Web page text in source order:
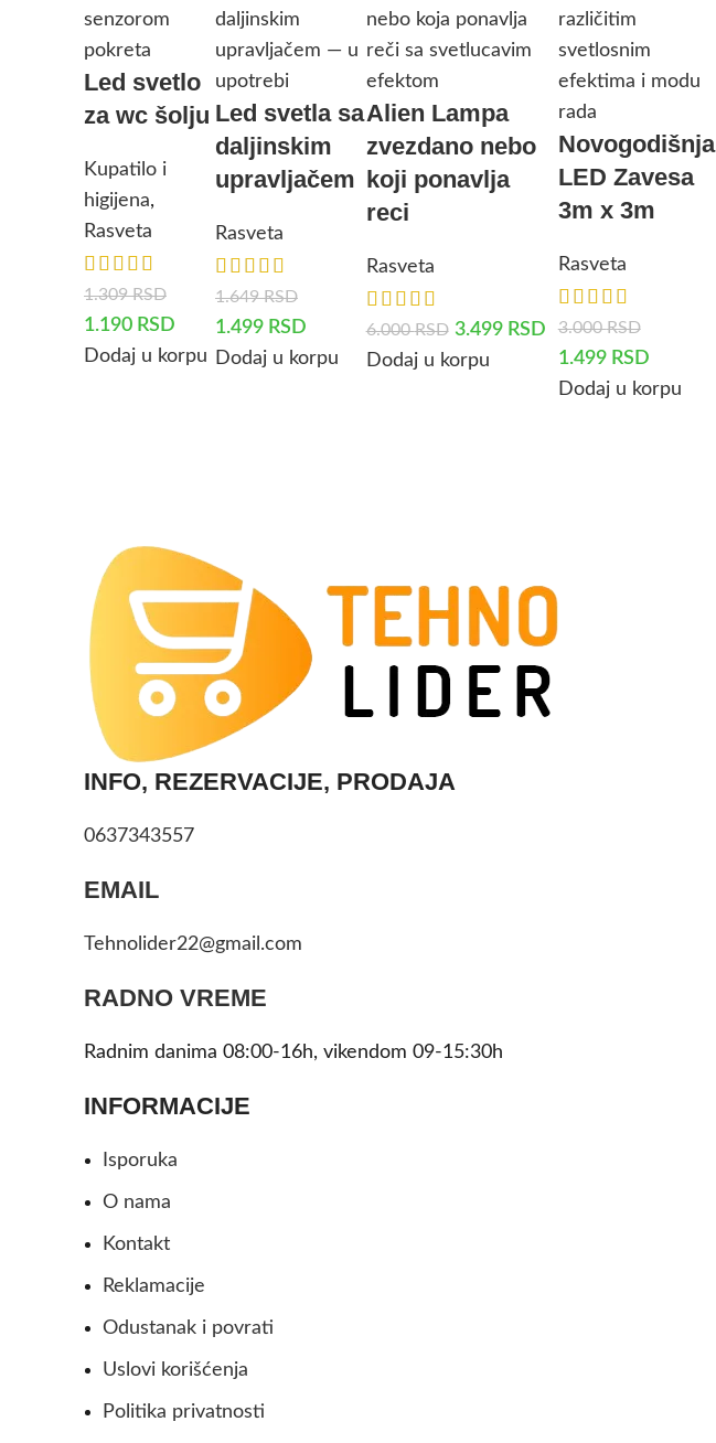
Led svetlo
za wc šolju
Kupatilo i
higijena,
Rasveta
1.309RSD
1.190 RSD
Dodaj u korpu
Led svetla sa
daljinskim
upravljačem
Rasveta
1.649RSD
1.499 RSD
Dodaj u korpu
Alien Lampa
zvezdano nebo
koji ponavlja
reci
Rasveta
6.000RSD 3.499 RSD
Dodaj u korpu
Novogodišnja
LED Zavesa
3m x 3m
Rasveta
3.000RSD
1.499 RSD
Dodaj u korpu
INFO, REZERVACIJE, PRODAJA
0637343557
EMAIL
Tehnolider22@gmail.com
RADNO VREME
Radnim danima 08:00-16h, vikendom 09-15:30h
INFORMACIJE
Isporuka
O nama
Kontakt
Reklamacije
Odustanak i povrati
Uslovi korišćenja
Politika privatnosti